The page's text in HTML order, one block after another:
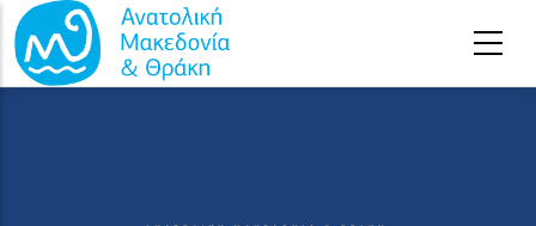
Παράκαμψη προς το κυρίως περιεχόμενο